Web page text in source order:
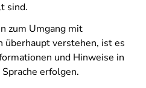
sind.
zum Umgang mit
überhaupt verstehen, ist es
und Hinweise in
erfolgen.